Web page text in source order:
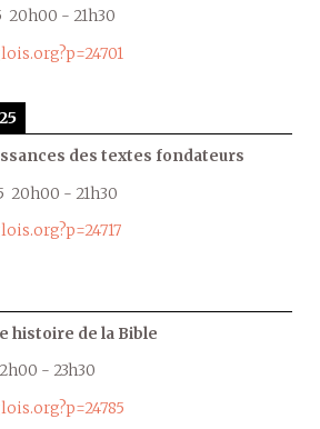
20h00 - 21h30
des textes fondateurs
20h00 - 21h30
histoire de la Bible
- 23h30